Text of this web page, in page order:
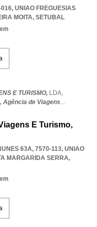
016, UNIAO FREGUESIAS
MOITA, SETUBAL
E TURISMO, LDA,
Agência de Viagens...
E Turismo,
63A, 7570-113, UNIAO
MARGARIDA SERRA,